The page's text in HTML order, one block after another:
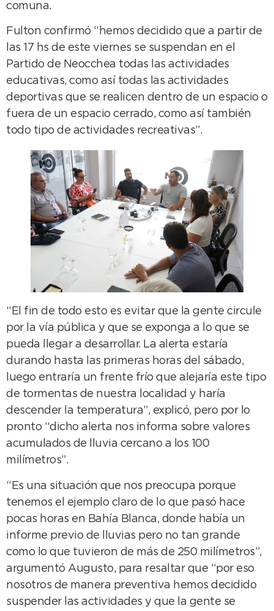
comuna.
Fulton confirmó “hemos decidido que a partir de
las 17 hs de este viernes se suspendan en el
Partido de Neocchea todas las actividades
educativas, como así todas las actividades
deportivas que se realicen dentro de un espacio o
fuera de un espacio cerrado, como así también
todo tipo de actividades recreativas”.
“El fin de todo esto es evitar que la gente circule
por la vía pública y que se exponga a lo que se
pueda llegar a desarrollar. La alerta estaría
durando hasta las primeras horas del sábado,
luego entraría un frente frío que alejaría este tipo
de tormentas de nuestra localidad y haría
descender la temperatura”, explicó, pero por lo
pronto “dicho alerta nos informa sobre valores
acumulados de lluvia cercano a los 100
milímetros”.
“Es una situación que nos preocupa porque
tenemos el ejemplo claro de lo que pasó hace
pocas horas en Bahía Blanca, donde había un
informe previo de lluvias pero no tan grande
como lo que tuvieron de más de 250 milímetros”,
argumentó Augusto, para resaltar que “por eso
nosotros de manera preventiva hemos decidido
suspender las actividades y que la gente se